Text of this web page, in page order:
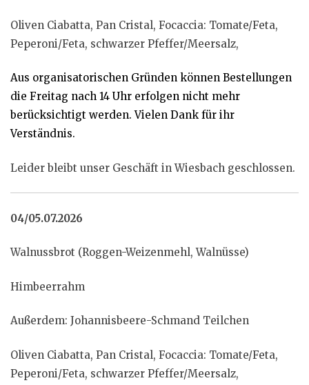
Oliven Ciabatta, Pan Cristal, Focaccia: Tomate/Feta,
Peperoni/Feta, schwarzer Pfeffer/Meersalz,
Aus organisatorischen Gründen können Bestellungen
die Freitag nach 14 Uhr erfolgen nicht mehr
berücksichtigt werden. Vielen Dank für ihr
Verständnis.
Leider bleibt unser Geschäft in Wiesbach geschlossen.
04/05.07.2026
Walnussbrot (Roggen-Weizenmehl, Walnüsse)
Himbeerrahm
Außerdem: Johannisbeere-Schmand Teilchen
Oliven Ciabatta, Pan Cristal, Focaccia: Tomate/Feta,
Peperoni/Feta, schwarzer Pfeffer/Meersalz,